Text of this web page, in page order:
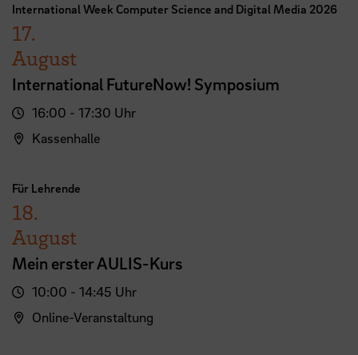
International Week Computer Science and Digital Media 2026
17.
August
International FutureNow! Symposium
16:00 - 17:30 Uhr
Kassenhalle
Für Lehrende
18.
August
Mein erster AULIS-Kurs
10:00 - 14:45 Uhr
Online-Veranstaltung